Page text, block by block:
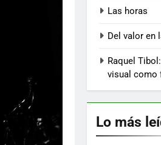
Las horas
Del valor en
Raquel
visual como
Lo más